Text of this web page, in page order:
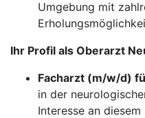
Umgebung mit
Ihr Profil als Oberarzt
Facharzt (m/w/d)
in der
Interesse an diesem